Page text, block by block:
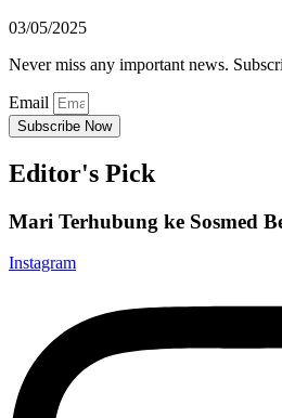
03/05/2025
Never miss any important news.
Email
Subscribe Now
Editor's Pick
Mari Terhubung ke Sosmed
Instagram